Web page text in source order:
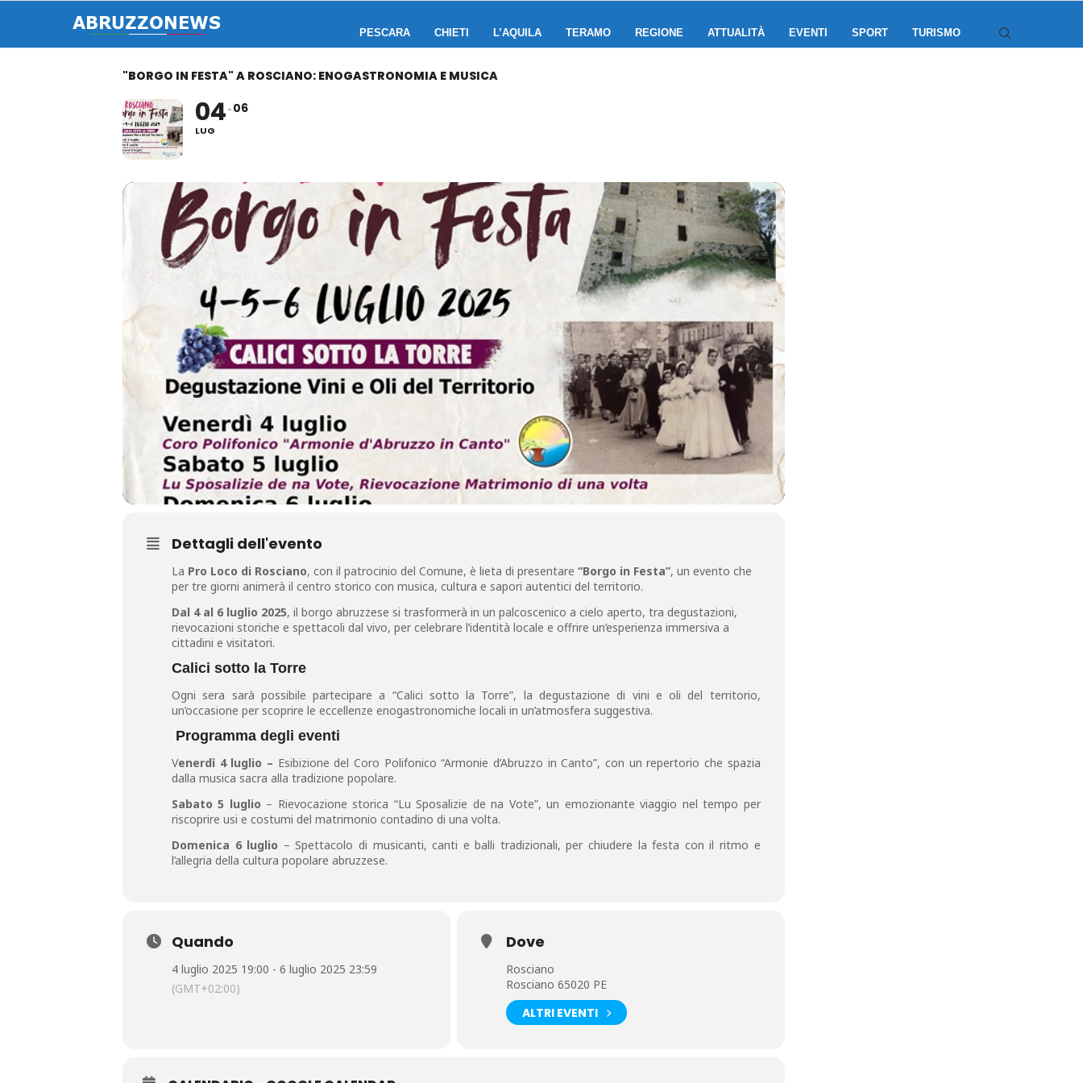
PESCARA CHIETI L’AQUILA TERAMO REGIONE ATTUALITÀ EVENTI SPORT TURISMO
"BORGO IN FESTA" A ROSCIANO: ENOGASTRONOMIA E MUSICA
04
LUG
06
Dettagli dell'evento
La Pro Loco di Rosciano, con il patrocinio del Comune, è lieta di presentare “Borgo in Festa”, un evento che
per tre giorni animerà il centro storico con musica, cultura e sapori autentici del territorio.
Dal 4 al 6 luglio 2025, il borgo abruzzese si trasformerà in un palcoscenico a cielo aperto, tra degustazioni,
rievocazioni storiche e spettacoli dal vivo, per celebrare l’identità locale e offrire un’esperienza immersiva a
cittadini e visitatori.
Calici sotto la Torre
Ogni sera sarà possibile partecipare a “Calici sotto la Torre”, la degustazione di vini e oli del territorio,
un’occasione per scoprire le eccellenze enogastronomiche locali in un’atmosfera suggestiva.
Programma degli eventi
Venerdì 4 luglio – Esibizione del Coro Polifonico “Armonie d’Abruzzo in Canto”, con un repertorio che spazia
dalla musica sacra alla tradizione popolare.
Sabato 5 luglio – Rievocazione storica “Lu Sposalizie de na Vote”, un emozionante viaggio nel tempo per
riscoprire usi e costumi del matrimonio contadino di una volta.
Domenica 6 luglio – Spettacolo di musicanti, canti e balli tradizionali, per chiudere la festa con il ritmo e
l’allegria della cultura popolare abruzzese.
Quando
4 luglio 2025 19:00 - 6 luglio 2025 23:59
(GMT+02:00)
Dove
Rosciano
Rosciano 65020 PE
ALTRI EVENTI